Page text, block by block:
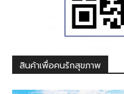
สินค้าเพื่อคนรักสุขภาพ